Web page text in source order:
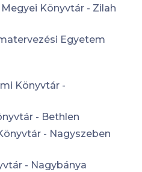
Könyvtár - Zilah
Egyetem
Könyvtár -
- Bethlen
- Nagyszeben
- Nagybánya